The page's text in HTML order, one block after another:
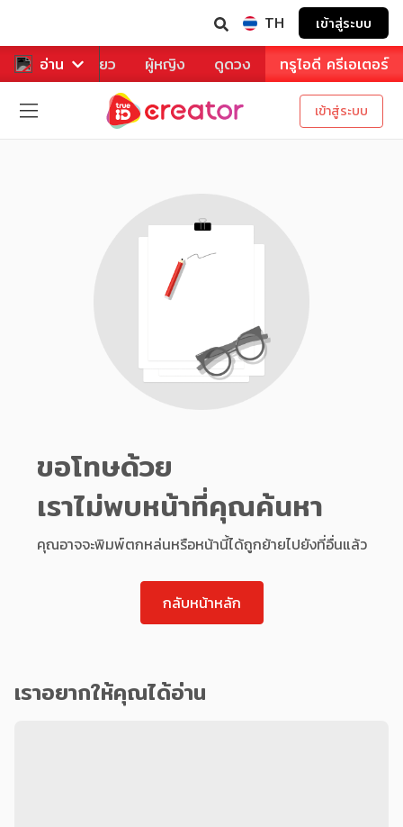
TH เข้าสู่ระบบ
อ่าน
หาร ท่องเที่ยว ผู้หญิง ดูดวง ทรูไอดี ครีเอเตอร์
เข้าสู่ระบบ
ขอโทษด้วย
เราไม่พบหน้าที่คุณค้นหา
คุณอาจจะพิมพ์ตกหล่นหรือหน้านี้ได้ถูกย้ายไปยังที่อื่นแล้ว
กลับหน้าหลัก
เราอยากให้คุณได้อ่าน